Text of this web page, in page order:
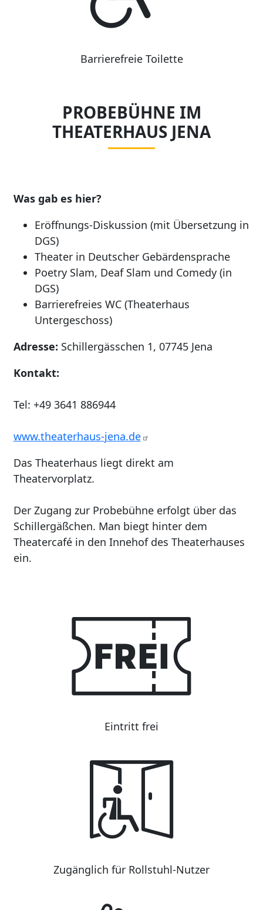
Barrierefreie Toilette
PROBEBÜHNE IM
THEATERHAUS JENA
Was gab es hier?
Eröffnungs-Diskussion (mit Übersetzung in
DGS)
Theater in Deutscher Gebärdensprache
Poetry Slam, Deaf Slam und Comedy (in
DGS)
Barrierefreies WC (Theaterhaus
Untergeschoss)
Adresse: Schillergässchen 1, 07745 Jena
Kontakt:
Tel: +49 3641 886944
www.theaterhaus-jena.de
Das Theaterhaus liegt direkt am
Theatervorplatz.
Der Zugang zur Probebühne erfolgt über das
Schillergäßchen. Man biegt hinter dem
Theatercafé in den Innehof des Theaterhauses
ein.
Eintritt frei
Zugänglich für Rollstuhl-Nutzer